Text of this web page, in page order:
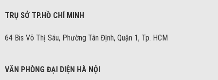
TRỤ SỞ TP.HỒ CHÍ MINH
64 Bis Võ Thị Sáu, Phường Tân Định, Quận 1, Tp. HCM
VĂN PHÒNG ĐẠI DIỆN HÀ NỘI